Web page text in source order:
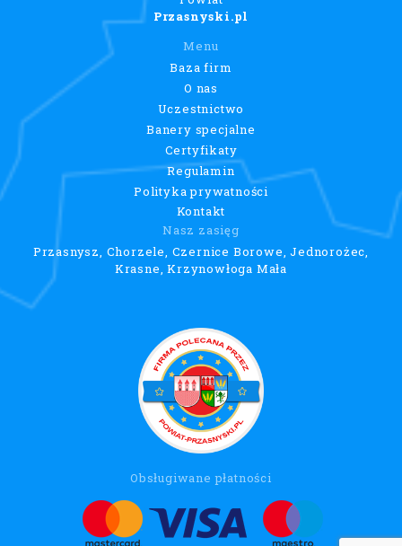
Przasnyski.pl
Menu
Baza firm
O nas
Uczestnictwo
Banery specjalne
Certyfikaty
Regulamin
Polityka prywatności
Kontakt
Nasz zasięg
Przasnysz, Chorzele, Czernice Borowe, Jednorożec,
Krasne, Krzynowłoga Mała
Obsługiwane płatności